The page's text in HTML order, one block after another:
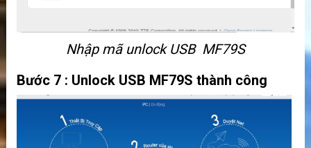
Nhập mã unlock USB MF79S
Bước 7 : Unlock USB MF79S thành công